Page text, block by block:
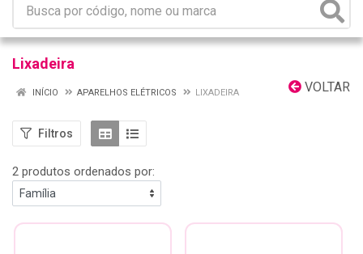
Lixadeira
VOLTAR
INÍCIO APARELHOS ELÉTRICOS LIXADEIRA
Filtros
2 produtos ordenados por: